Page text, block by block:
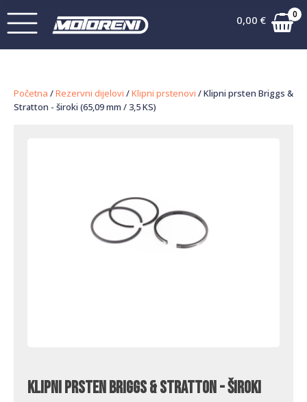
0,00 € 0
Početna /Rezervni dijelovi /Klipni prstenovi / Klipni prsten Briggs &
Stratton - široki (65,09 mm / 3,5 KS)
Klipni prsten Briggs & Stratton - široki